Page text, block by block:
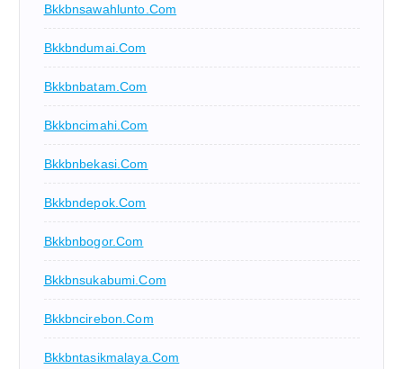
Bkkbnsawahlunto.com
Bkkbndumai.com
Bkkbnbatam.com
Bkkbncimahi.com
Bkkbnbekasi.com
Bkkbndepok.com
Bkkbnbogor.com
Bkkbnsukabumi.com
Bkkbncirebon.com
Bkkbntasikmalaya.com